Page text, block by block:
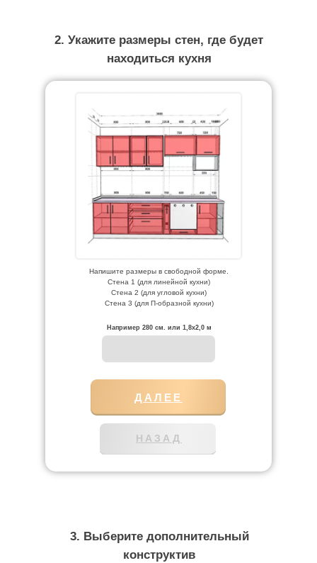
2. Укажите размеры стен, где будет
находиться кухня
ДАЛЕЕ
НАЗАД
Напишите размеры в свободной форме.
Стена 1 (для линейной кухни)
Стена 2 (для угловой кухни)
Стена 3 (для П-образной кухни)
Например 280 см. или 1,8х2,0 м
3. Выберите дополнительный
конструктив